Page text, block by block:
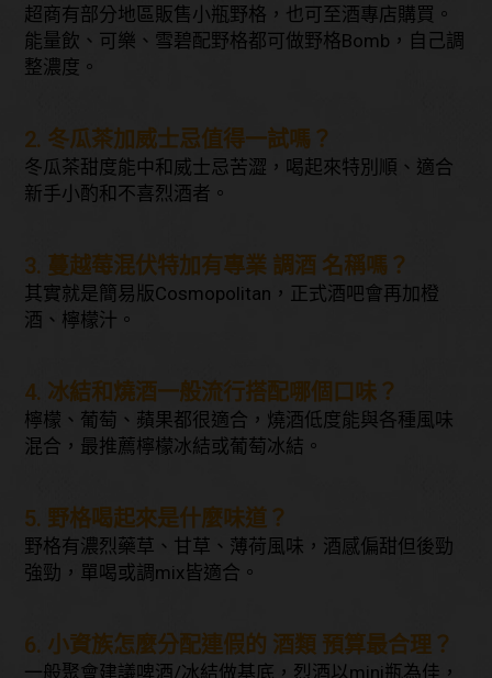
超商有部分地區販售小瓶野格，也可至酒專店購買。
能量飲、可樂、雪碧配野格都可做野格Bomb，自己調
整濃度。
2. 冬瓜茶加威士忌值得一試嗎？
冬瓜茶甜度能中和威士忌苦澀，喝起來特別順、適合
新手小酌和不喜烈酒者。
3. 蔓越莓混伏特加有專業 調酒 名稱嗎？
其實就是簡易版Cosmopolitan，正式酒吧會再加橙
酒、檸檬汁。
4. 冰結和燒酒一般流行搭配哪個口味？
檸檬、葡萄、蘋果都很適合，燒酒低度能與各種風味
混合，最推薦檸檬冰結或葡萄冰結。
5. 野格喝起來是什麼味道？
野格有濃烈藥草、甘草、薄荷風味，酒感偏甜但後勁
強勁，單喝或調mix皆適合。
6. 小資族怎麼分配連假的 酒類 預算最合理？
一般聚會建議啤酒/冰結做基底，烈酒以mini瓶為佳，